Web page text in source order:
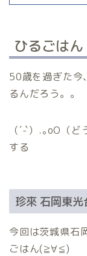
ひるごはん
50歳を過ぎた今
るんだろう。。
（´-`）.｡oO（
する
珍來 石岡東光
今回は茨城県石
ごはん(≧∀≦)